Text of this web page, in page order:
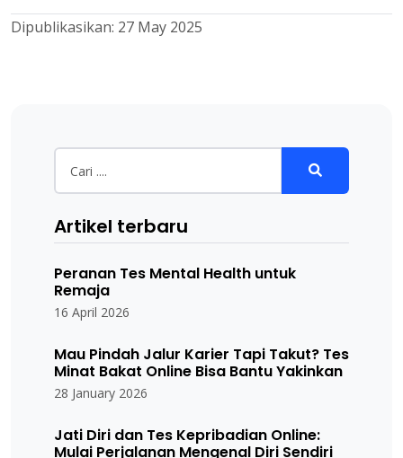
Dipublikasikan: 27 May 2025
Artikel terbaru
Peranan Tes Mental Health untuk
Remaja
16 April 2026
Mau Pindah Jalur Karier Tapi Takut? Tes
Minat Bakat Online Bisa Bantu Yakinkan
28 January 2026
Jati Diri dan Tes Kepribadian Online:
Mulai Perjalanan Mengenal Diri Sendiri